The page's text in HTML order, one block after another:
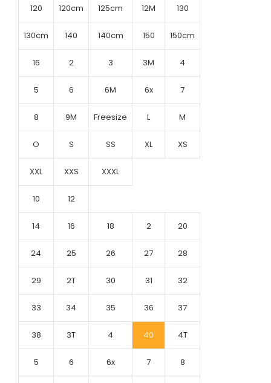
120 120cm 125cm 12M 130
130cm 140 140cm 150 150cm
16 2 3 3M 4
5 6 6M 6x 7
8 9M Freesize L M
O S SS XL XS
XXL XXS XXXL
10 12
14 16 18 2 20
24 25 26 27 28
29 2T 30 31 32
33 34 35 36 37
38 3T 4 40 4T
5 6 6x 7 8